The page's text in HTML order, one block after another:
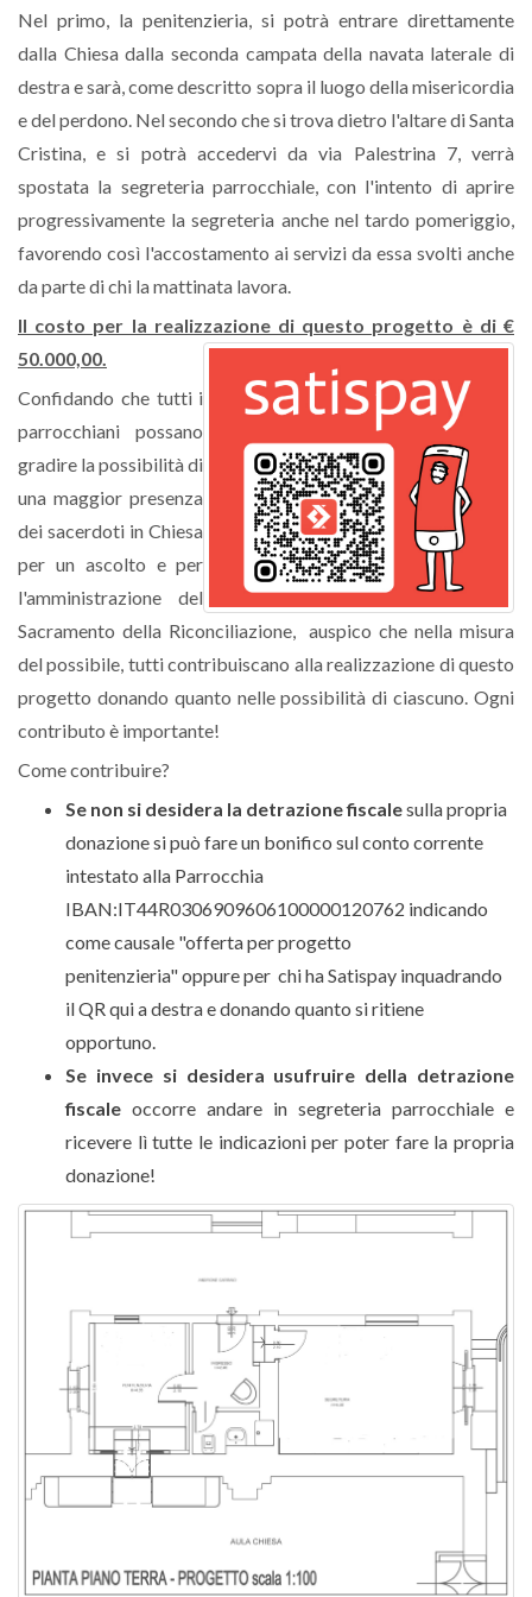
Nel primo, la penitenzieria, si potrà entrare direttamente
dalla Chiesa dalla seconda campata della navata laterale di
destra e sarà, come descritto sopra il luogo della misericordia
e del perdono. Nel secondo che si trova dietro l'altare di Santa
Cristina, e si potrà accedervi da via Palestrina 7, verrà
spostata la segreteria parrocchiale, con l'intento di aprire
progressivamente la segreteria anche nel tardo pomeriggio,
favorendo così l'accostamento ai servizi da essa svolti anche
da parte di chi la mattinata lavora.
Il costo per la realizzazione di questo progetto è di €
50.000,00.
Confidando che tutti i
parrocchiani possano
gradire la possibilità di
una maggior presenza
dei sacerdoti in Chiesa
per un ascolto e per
l'amministrazione del
Sacramento della Riconciliazione, auspico che nella misura
del possibile, tutti contribuiscano alla realizzazione di questo
progetto donando quanto nelle possibilità di ciascuno. Ogni
contributo è importante!
Come contribuire?
Se non si desidera la detrazione fiscalesulla propria
donazione si può fare un bonifico sul conto corrente
intestato alla Parrocchia
IBAN:IT44R0306909606100000120762 indicando
come causale "offerta per progetto
penitenzieria"oppure per chi ha Satispay inquadrando
il QR qui a destra e donando quanto si ritiene
opportuno.
Se invece si desidera usufruire della detrazione
fiscale occorre andare in segreteria parrocchiale e
ricevere lì tutte le indicazioni per poter fare la propria
donazione!